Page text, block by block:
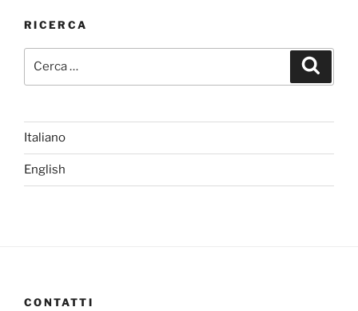
RICERCA
Italiano
English
CONTATTI